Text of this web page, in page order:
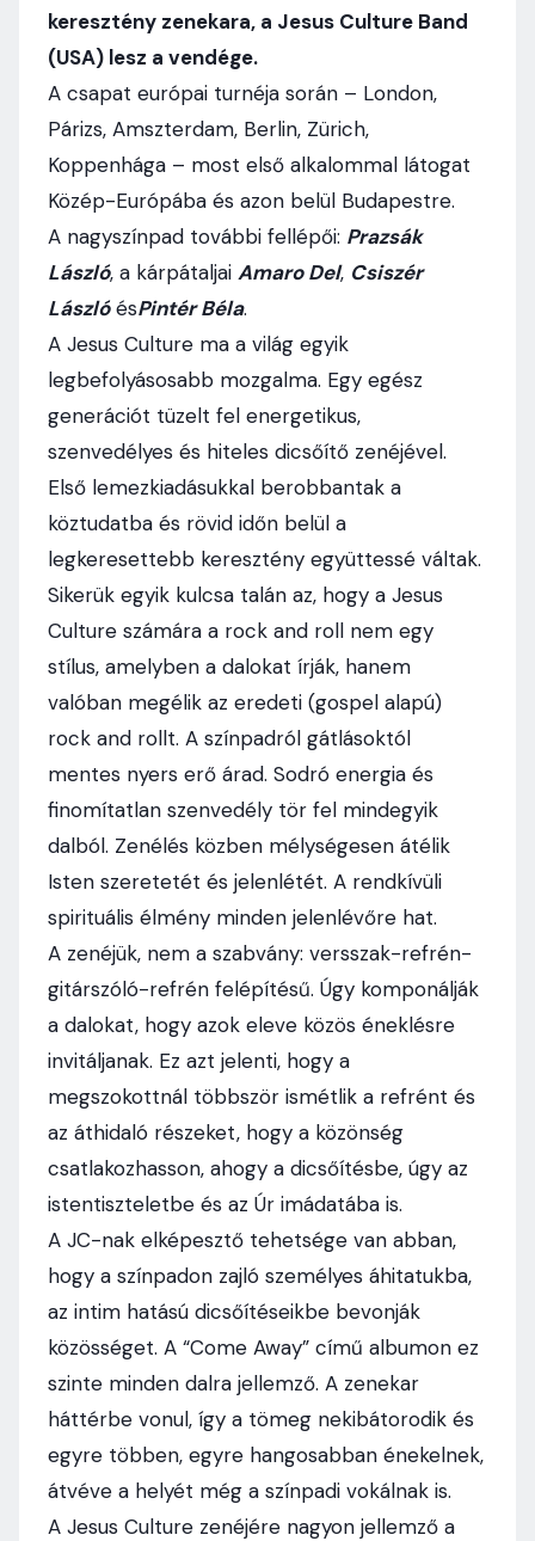
keresztény zenekara, a Jesus Culture Band
(USA) lesz a vendége.
A csapat európai turnéja során – London,
Párizs, Amszterdam, Berlin, Zürich,
Koppenhága – most első alkalommal látogat
Közép-Európába és azon belül Budapestre.
A nagyszínpad további fellépői: Prazsák
László, a kárpátaljai Amaro Del, Csiszér
LászlóésPintér Béla.
A Jesus Culture ma a világ egyik
legbefolyásosabb mozgalma. Egy egész
generációt tüzelt fel energetikus,
szenvedélyes és hiteles dicsőítő zenéjével.
Első lemezkiadásukkal berobbantak a
köztudatba és rövid időn belül a
legkeresettebb keresztény együttessé váltak.
Sikerük egyik kulcsa talán az, hogy a Jesus
Culture számára a rock and roll nem egy
stílus, amelyben a dalokat írják, hanem
valóban megélik az eredeti (gospel alapú)
rock and rollt. A színpadról gátlásoktól
mentes nyers erő árad. Sodró energia és
finomítatlan szenvedély tör fel mindegyik
dalból. Zenélés közben mélységesen átélik
Isten szeretetét és jelenlétét. A rendkívüli
spirituális élmény minden jelenlévőre hat.
A zenéjük, nem a szabvány: versszak-refrén-
gitárszóló-refrén felépítésű. Úgy komponálják
a dalokat, hogy azok eleve közös éneklésre
invitáljanak. Ez azt jelenti, hogy a
megszokottnál többször ismétlik a refrént és
az áthidaló részeket, hogy a közönség
csatlakozhasson, ahogy a dicsőítésbe, úgy az
istentiszteletbe és az Úr imádatába is.
A JC-nak elképesztő tehetsége van abban,
hogy a színpadon zajló személyes áhitatukba,
az intim hatású dicsőítéseikbe bevonják
közösséget. A “Come Away” című albumon ez
szinte minden dalra jellemző. A zenekar
háttérbe vonul, így a tömeg nekibátorodik és
egyre többen, egyre hangosabban énekelnek,
átvéve a helyét még a színpadi vokálnak is.
A Jesus Culture zenéjére nagyon jellemző a